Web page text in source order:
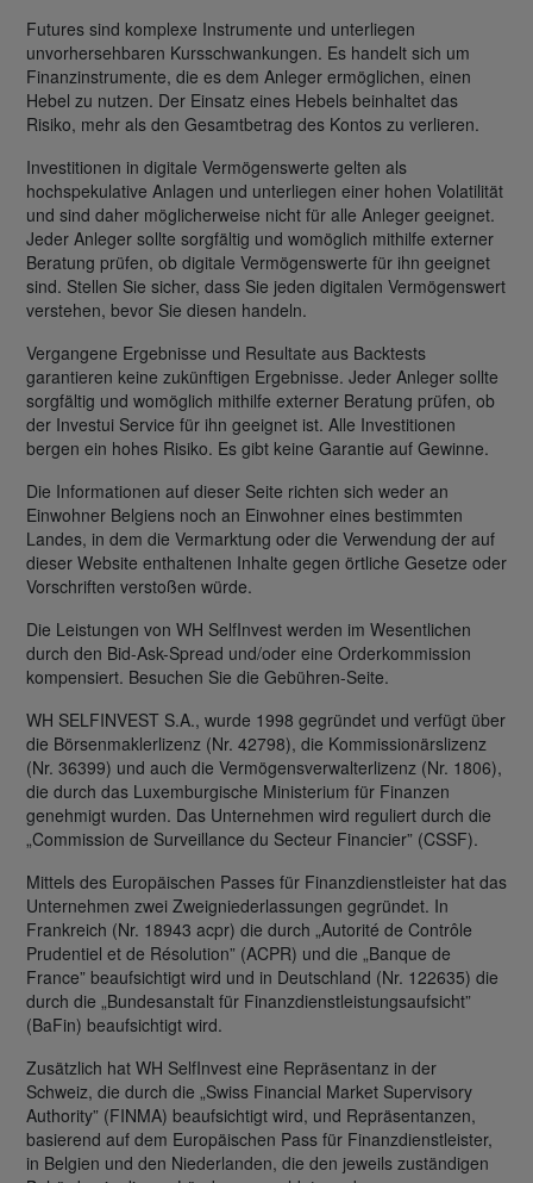
Futures sind komplexe Instrumente und unterliegen
unvorhersehbaren Kursschwankungen. Es handelt sich um
Finanzinstrumente, die es dem Anleger ermöglichen, einen
Hebel zu nutzen. Der Einsatz eines Hebels beinhaltet das
Risiko, mehr als den Gesamtbetrag des Kontos zu verlieren.
Investitionen in digitale Vermögenswerte gelten als
hochspekulative Anlagen und unterliegen einer hohen Volatilität
und sind daher möglicherweise nicht für alle Anleger geeignet.
Jeder Anleger sollte sorgfältig und womöglich mithilfe externer
Beratung prüfen, ob digitale Vermögenswerte für ihn geeignet
sind. Stellen Sie sicher, dass Sie jeden digitalen Vermögenswert
verstehen, bevor Sie diesen handeln.
Vergangene Ergebnisse und Resultate aus Backtests
garantieren keine zukünftigen Ergebnisse. Jeder Anleger sollte
sorgfältig und womöglich mithilfe externer Beratung prüfen, ob
der Investui Service für ihn geeignet ist. Alle Investitionen
bergen ein hohes Risiko. Es gibt keine Garantie auf Gewinne.
Die Informationen auf dieser Seite richten sich weder an
Einwohner Belgiens noch an Einwohner eines bestimmten
Landes, in dem die Vermarktung oder die Verwendung der auf
dieser Website enthaltenen Inhalte gegen örtliche Gesetze oder
Vorschriften verstoßen würde.
Die Leistungen von WH SelfInvest werden im Wesentlichen
durch den Bid-Ask-Spread und/oder eine Orderkommission
kompensiert. Besuchen Sie die Gebühren-Seite.
WH SELFINVEST S.A., wurde 1998 gegründet und verfügt über
die Börsenmaklerlizenz (Nr. 42798), die Kommissionärslizenz
(Nr. 36399) und auch die Vermögensverwalterlizenz (Nr. 1806),
die durch das Luxemburgische Ministerium für Finanzen
genehmigt wurden. Das Unternehmen wird reguliert durch die
„Commission de Surveillance du Secteur Financier” (CSSF).
Mittels des Europäischen Passes für Finanzdienstleister hat das
Unternehmen zwei Zweigniederlassungen gegründet. In
Frankreich (Nr. 18943 acpr) die durch „Autorité de Contrôle
Prudentiel et de Résolution” (ACPR) und die „Banque de
France” beaufsichtigt wird und in Deutschland (Nr. 122635) die
durch die „Bundesanstalt für Finanzdienstleistungsaufsicht”
(BaFin) beaufsichtigt wird.
Zusätzlich hat WH SelfInvest eine Repräsentanz in der
Schweiz, die durch die „Swiss Financial Market Supervisory
Authority” (FINMA) beaufsichtigt wird, und Repräsentanzen,
basierend auf dem Europäischen Pass für Finanzdienstleister,
in Belgien und den Niederlanden, die den jeweils zuständigen